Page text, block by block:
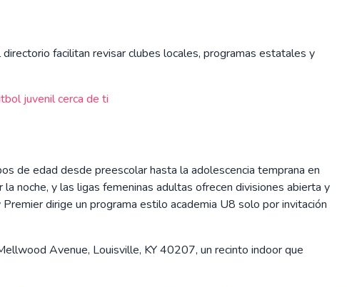
facilitan revisar clubes locales, programas estatales y
juvenil cerca de ti
de edad desde preescolar hasta la adolescencia temprana en
noche, y las ligas femeninas adultas ofrecen divisiones abierta y
dirige un programa estilo academia U8 solo por invitación
Avenue, Louisville, KY 40207, un recinto indoor que